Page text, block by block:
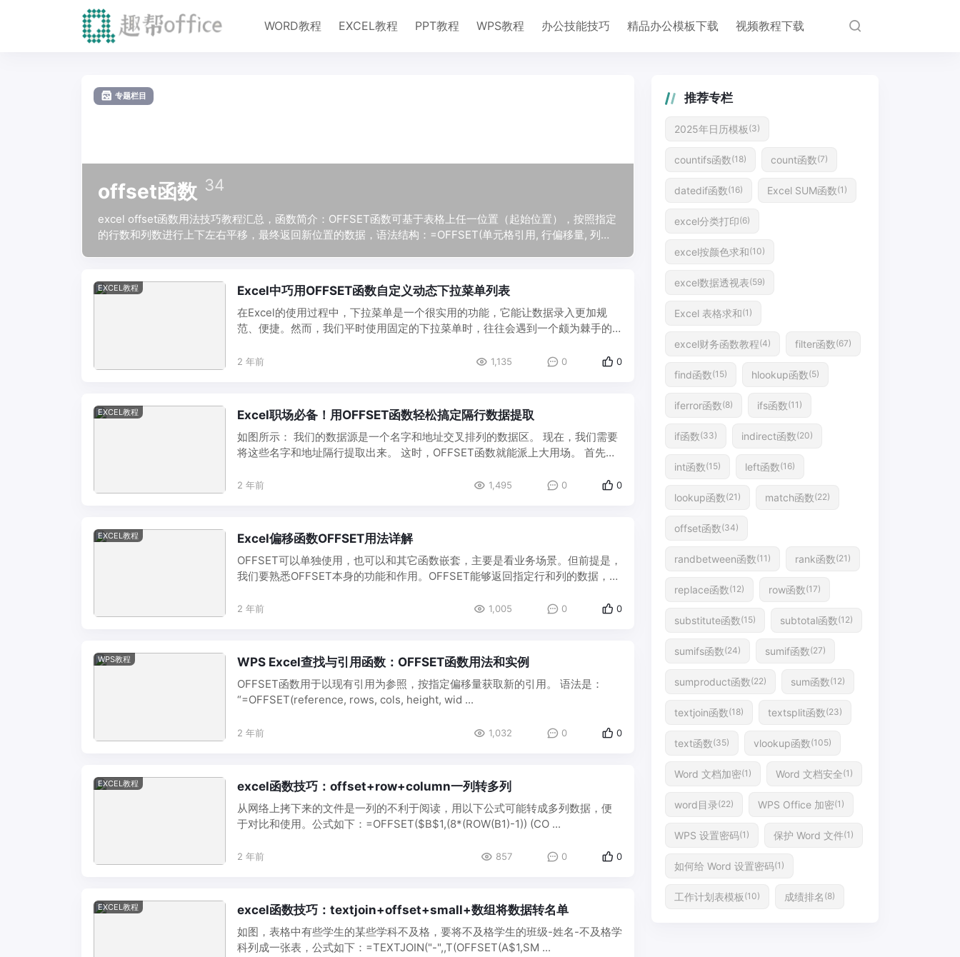
WORD教程 EXCEL教程 PPT教程 WPS教程 办公技能技巧 精品办公模板下载 视频教程下载
专题栏目
offset函数 34
excel offset函数用法技巧教程汇总，函数简介：OFFSET函数可基于表格上任一位置（起始位置），按照指定
的行数和列数进行上下左右平移，最终返回新位置的数据，语法结构：=OFFSET(单元格引用, 行偏移量, 列偏
EXCEL教程 Excel中巧用OFFSET函数自定义动态下拉菜单列表
在Excel的使用过程中，下拉菜单是一个很实用的功能，它能让数据录入更加规
范、便捷。然而，我们平时使用固定的下拉菜单时，往往会遇到一个颇为棘手的
2 年前 1,135 0 0
EXCEL教程 Excel职场必备！用OFFSET函数轻松搞定隔行数据提取
如图所示： 我们的数据源是一个名字和地址交叉排列的数据区。 现在，我们需要
将这些名字和地址隔行提取出来。 这时，OFFSET函数就能派上大用场。 首先，
2 年前 1,495 0 0
EXCEL教程 Excel偏移函数OFFSET用法详解
OFFSET可以单独使用，也可以和其它函数嵌套，主要是看业务场景。但前提是，
我们要熟悉OFFSET本身的功能和作用。OFFSET能够返回指定行和列的数据，比
2 年前 1,005 0 0
WPS教程 WPS Excel查找与引用函数：OFFSET函数用法和实例
OFFSET函数用于以现有引用为参照，按指定偏移量获取新的引用。 语法是：
“=OFFSET(reference, rows, cols, height, wid ...
2 年前 1,032 0 0
EXCEL教程 excel函数技巧：offset+row+column一列转多列
从网络上拷下来的文件是一列的不利于阅读，用以下公式可能转成多列数据，便
于对比和使用。公式如下：=OFFSET($B$1,(8*(ROW(B1)-1)) (CO ...
2 年前 857 0 0
EXCEL教程 excel函数技巧：textjoin+offset+small+数组将数据转名单
如图，表格中有些学生的某些学科不及格，要将不及格学生的班级-姓名-不及格学
科列成一张表，公式如下：=TEXTJOIN("-",,T(OFFSET(A$1,SM ...
推荐专栏
2025年日历模板 (3)
countifs函数(18) count函数(7)
datedif函数(16) Excel SUM函数(1)
excel分类打印(6)
excel按颜色求和(10)
excel数据透视表(59)
Excel 表格求和(1)
excel财务函数教程(4) filter函数(67)
find函数(15) hlookup函数(5)
iferror函数(8) ifs函数(11)
if函数(33) indirect函数(20)
int函数(15) left函数(16)
lookup函数(21) match函数(22)
offset函数(34)
randbetween函数(11) rank函数(21)
replace函数(12) row函数(17)
substitute函数(15) subtotal函数(12)
sumifs函数(24) sumif函数(27)
sumproduct函数(22) sum函数(12)
textjoin函数(18) textsplit函数(23)
text函数(35) vlookup函数(105)
Word 文档加密(1) Word 文档安全(1)
word目录(22) WPS Office 加密(1)
WPS 设置密码(1) 保护 Word 文件(1)
如何给 Word 设置密码(1)
工作计划表模板 (10) 成绩排名 (8)